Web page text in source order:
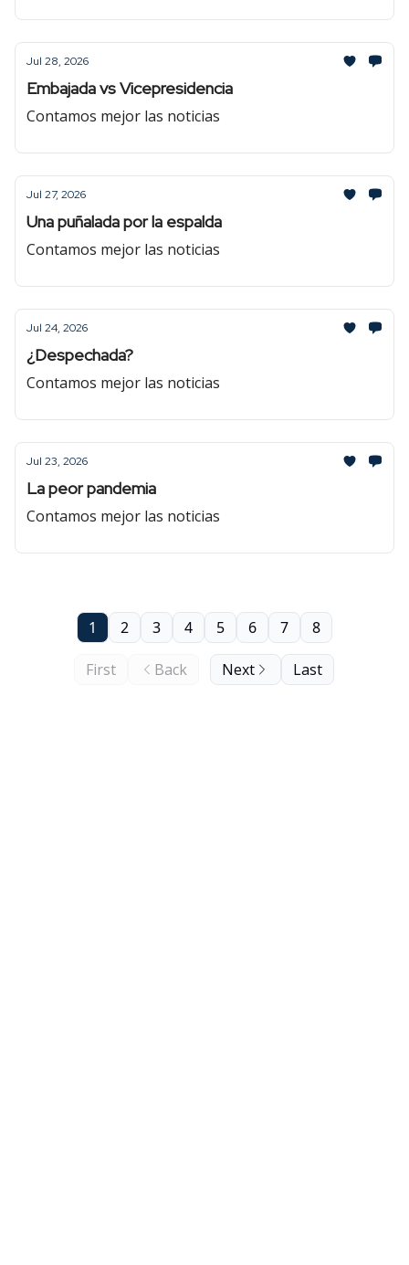
Jul 28, 2026
Embajada vs Vicepresidencia
Contamos mejor las noticias
Jul 27, 2026
Una puñalada por la espalda
Contamos mejor las noticias
Jul 24, 2026
¿Despechada?
Contamos mejor las noticias
Jul 23, 2026
La peor pandemia
Contamos mejor las noticias
First Back
1 2 3 4 5 6 7 8
Next Last